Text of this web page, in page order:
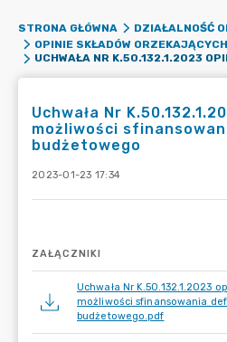
STRONA GŁÓWNA
DZIAŁALNOŚĆ
OPINIE SKŁADÓW ORZEKAJĄCYCH
Uchwała Nr
możliwości
budżetowego
2023-01-23 17:34
ZAŁĄCZNIKI
Uchwała Nr K.50.132.1.2023
możliwości sfinansowania
budżetowego.pdf